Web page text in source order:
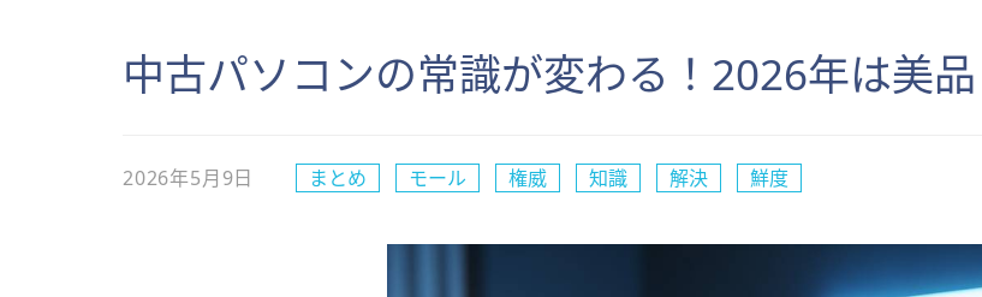
中古パソコンの常識が変わる！2026年は美
2026年5月9日 まとめ モール 権威 知識 解決 鮮度